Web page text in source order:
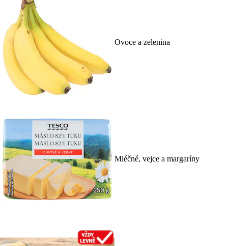
Ovoce a zelenina
Mléčné, vejce a margaríny